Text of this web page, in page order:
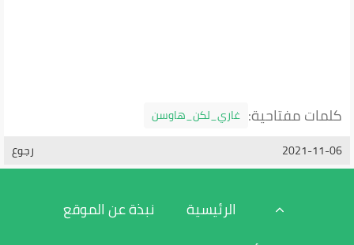
كلمات مفتاحية: غاري_لكن_هاوسن
رجوع
2021-11-06
الرئيسية
نبذة عن الموقع